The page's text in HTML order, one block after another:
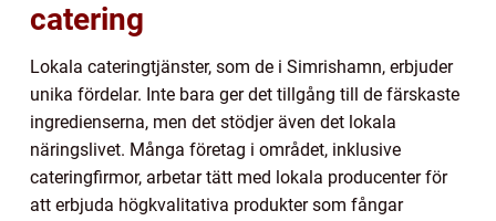
catering
Lokala cateringtjänster, som de i Simrishamn, erbjuder
unika fördelar. Inte bara ger det tillgång till de färskaste
ingredienserna, men det stödjer även det lokala
näringslivet. Många företag i området, inklusive
cateringfirmor, arbetar tätt med lokala producenter för
att erbjuda högkvalitativa produkter som fångar